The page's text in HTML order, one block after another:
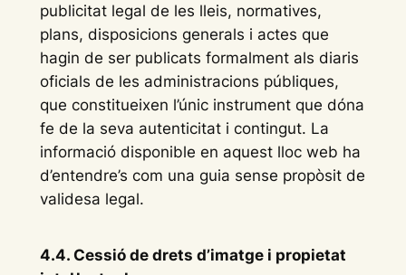
publicitat legal de les lleis, normatives,
plans, disposicions generals i actes que
hagin de ser publicats formalment als diaris
oficials de les administracions públiques,
que constitueixen l’únic instrument que dóna
fe de la seva autenticitat i contingut. La
informació disponible en aquest lloc web ha
d’entendre’s com una guia sense propòsit de
validesa legal.
4.4. Cessió de drets d’imatge i propietat